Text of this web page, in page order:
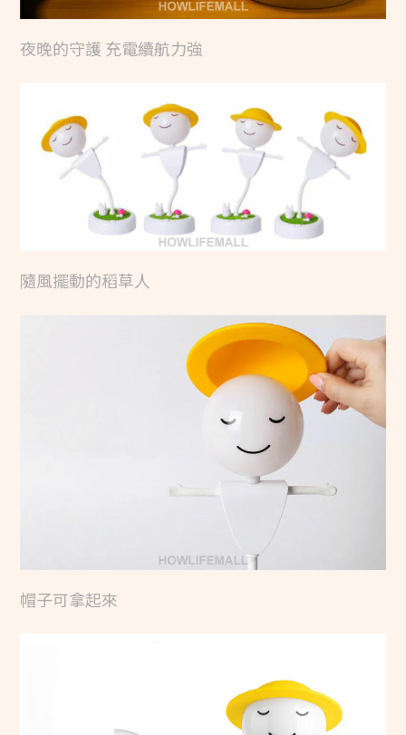
夜晚的守護 充電續航力強
隨風擺動的稻草人
帽子可拿起來